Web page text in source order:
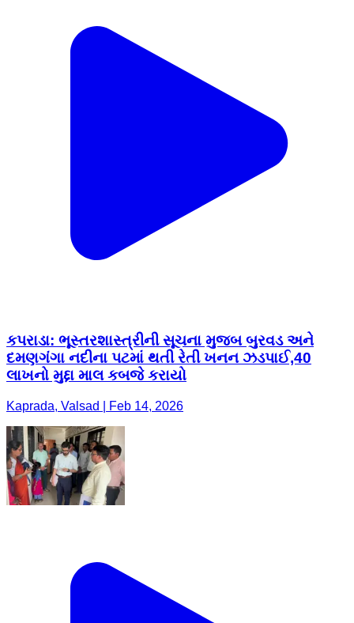
કપરાડા: ભૂસ્તરશાસ્ત્રીની સૂચના મુજબ બુરવડ અને
દમણગંગા નદીના પટમાં થતી રેતી ખનન ઝડપાઈ,40
લાખનો મુદ્દા માલ કબજે કરાયો
Kaprada, Valsad | Feb 14, 2026